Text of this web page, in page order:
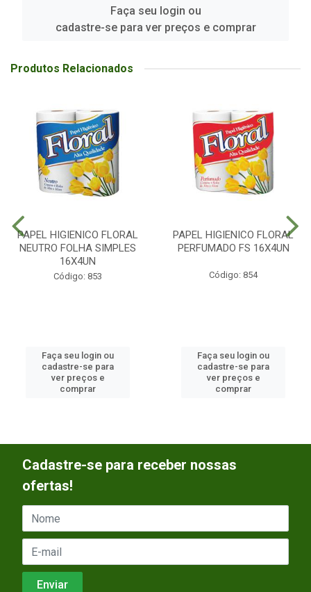
Faça seu login ou
cadastre-se para ver preços e comprar
Produtos Relacionados
PAPEL HIGIENICO FLORAL
NEUTRO FOLHA SIMPLES
16X4UN
Código: 853
Faça seu login ou
cadastre-se para
ver preços e
comprar
PAPEL HIGIENICO FLORAL
PERFUMADO FS 16X4UN
Código: 854
Faça seu login ou
cadastre-se para
ver preços e
comprar
Cadastre-se para receber nossas
ofertas!